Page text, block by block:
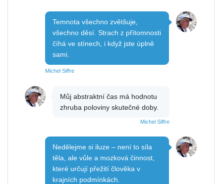
Temnota všechno zvětšuje,
všechno děsí. Strach z přítomnosti
číhá ve stínech, i když jste úplně
sami.
Michel Siffre
Můj abstraktní čas má hodnotu
zhruba poloviny skutečné doby.
Michel Siffre
Nedělejme si iluze – není to síla
těla, ale vůle a mozková činnost,
které určují přežití člověka v
krajních podmínkách.